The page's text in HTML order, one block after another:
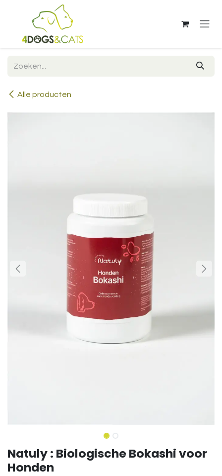
Overslaan naar inhoud
Alle producten
Natuly : Biologische Bokashi voor
Honden